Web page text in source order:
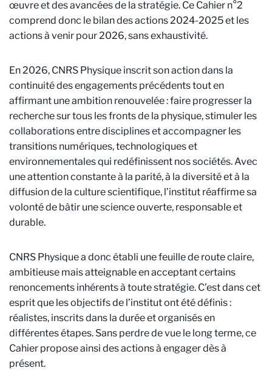
œuvre et des avancées de la stratégie. Ce Cahier n°2
comprend donc le bilan des actions 2024-2025 et les
actions à venir pour 2026, sans exhaustivité.
En 2026, CNRS Physique inscrit son action dans la
continuité des engagements précédents tout en
affirmant une ambition renouvelée : faire progresser la
recherche sur tous les fronts de la physique, stimuler les
collaborations entre disciplines et accompagner les
transitions numériques, technologiques et
environnementales qui redéfinissent nos sociétés. Avec
une attention constante à la parité, à la diversité et à la
diffusion de la culture scientifique, l’institut réaffirme sa
volonté de bâtir une science ouverte, responsable et
durable.
CNRS Physique a donc établi une feuille de route claire,
ambitieuse mais atteignable en acceptant certains
renoncements inhérents à toute stratégie. C’est dans cet
esprit que les objectifs de l’institut ont été définis :
réalistes, inscrits dans la durée et organisés en
différentes étapes. Sans perdre de vue le long terme, ce
Cahier propose ainsi des actions à engager dès à
présent.